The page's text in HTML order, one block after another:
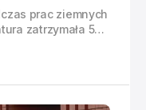
prac ziemnych
zatrzymała 57-